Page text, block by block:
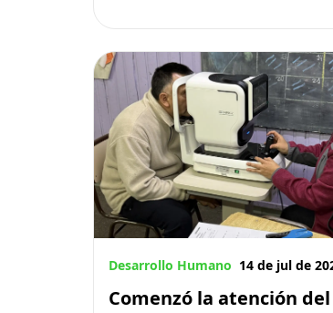
Comenzó la atención
Desarrollo Humano 14 de jul de